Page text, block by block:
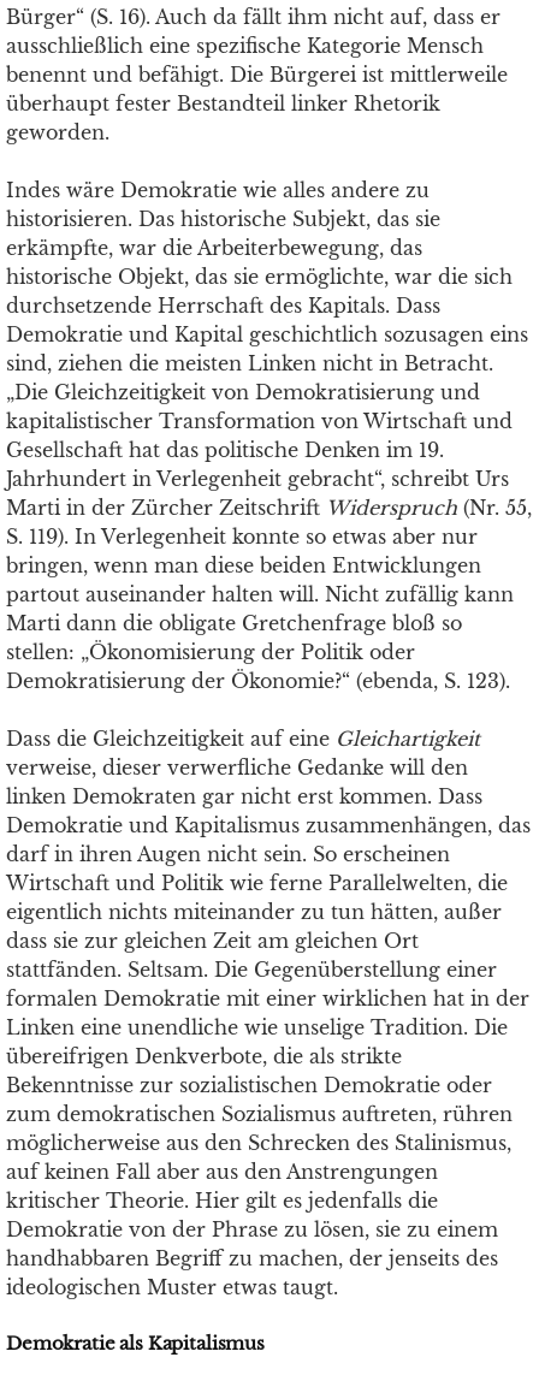
Bürger“ (S. 16). Auch da fällt ihm nicht auf, dass er
ausschließlich eine spezifische Kategorie Mensch
benennt und befähigt. Die Bürgerei ist mittlerweile
überhaupt fester Bestandteil linker Rhetorik
geworden.
Indes wäre Demokratie wie alles andere zu
historisieren. Das historische Subjekt, das sie
erkämpfte, war die Arbeiterbewegung, das
historische Objekt, das sie ermöglichte, war die sich
durchsetzende Herrschaft des Kapitals. Dass
Demokratie und Kapital geschichtlich sozusagen eins
sind, ziehen die meisten Linken nicht in Betracht.
„Die Gleichzeitigkeit von Demokratisierung und
kapitalistischer Transformation von Wirtschaft und
Gesellschaft hat das politische Denken im 19.
Jahrhundert in Verlegenheit gebracht“, schreibt Urs
Marti in der Zürcher Zeitschrift Widerspruch (Nr. 55,
S. 119). In Verlegenheit konnte so etwas aber nur
bringen, wenn man diese beiden Entwicklungen
partout auseinander halten will. Nicht zufällig kann
Marti dann die obligate Gretchenfrage bloß so
stellen: „Ökonomisierung der Politik oder
Demokratisierung der Ökonomie?“ (ebenda, S. 123).
Dass die Gleichzeitigkeit auf eine Gleichartigkeit
verweise, dieser verwerfliche Gedanke will den
linken Demokraten gar nicht erst kommen. Dass
Demokratie und Kapitalismus zusammenhängen, das
darf in ihren Augen nicht sein. So erscheinen
Wirtschaft und Politik wie ferne Parallelwelten, die
eigentlich nichts miteinander zu tun hätten, außer
dass sie zur gleichen Zeit am gleichen Ort
stattfänden. Seltsam. Die Gegenüberstellung einer
formalen Demokratie mit einer wirklichen hat in der
Linken eine unendliche wie unselige Tradition. Die
übereifrigen Denkverbote, die als strikte
Bekenntnisse zur sozialistischen Demokratie oder
zum demokratischen Sozialismus auftreten, rühren
möglicherweise aus den Schrecken des Stalinismus,
auf keinen Fall aber aus den Anstrengungen
kritischer Theorie. Hier gilt es jedenfalls die
Demokratie von der Phrase zu lösen, sie zu einem
handhabbaren Begriff zu machen, der jenseits des
ideologischen Muster etwas taugt.
Demokratie als Kapitalismus